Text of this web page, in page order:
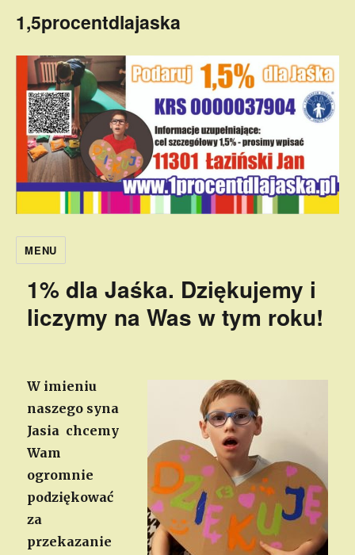
1,5procentdlajaska
MENU
1% dla Jaśka. Dziękujemy i
liczymy na Was w tym roku!
W imieniu
naszego syna
Jasia chcemy
Wam
ogromnie
podziękować
za
przekazanie